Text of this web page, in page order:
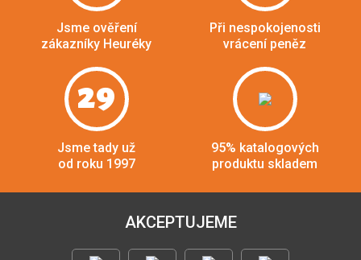
Jsme ověření
zákazníky Heuréky
Při nespokojenosti
vrácení peněz
29
Jsme tady už
od roku 1997
95% katalogových
produktu skladem
AKCEPTUJEME